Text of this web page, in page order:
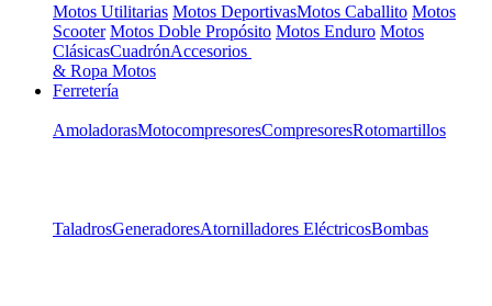
Motos Utilitarias Motos DeportivasMotos Caballito Motos
Scooter Motos Doble Propósito Motos Enduro Motos
ClásicasCuadrónAccesorios
& Ropa Motos
Ferretería
AmoladorasMotocompresoresCompresoresRotomartillos
TaladrosGeneradoresAtornilladores EléctricosBombas